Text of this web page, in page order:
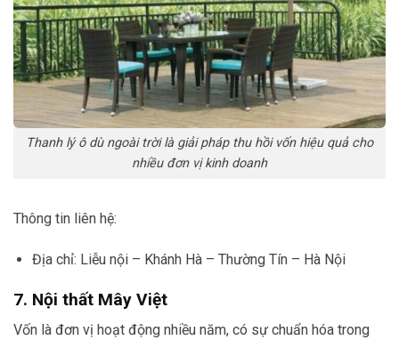
Thanh lý ô dù ngoài trời là giải pháp thu hồi vốn hiệu quả cho
nhiều đơn vị kinh doanh
Thông tin liên hệ:
Địa chỉ: Liễu nội – Khánh Hà – Thường Tín – Hà Nội
7. Nội thất Mây Việt
Vốn là đơn vị hoạt động nhiều năm, có sự chuẩn hóa trong